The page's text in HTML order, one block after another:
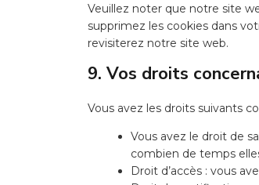
Veuillez noter que notre site
supprimez les cookies dans
revisiterez notre site web.
9. Vos droits
Vous avez les droits suivants
Vous avez le droit de
combien de temps
Droit d’accès : vous